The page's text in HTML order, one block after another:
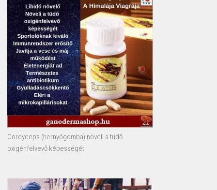
Cordyceps (hernyógomba) növeli a tüdő
oxigénfelvevő képességét